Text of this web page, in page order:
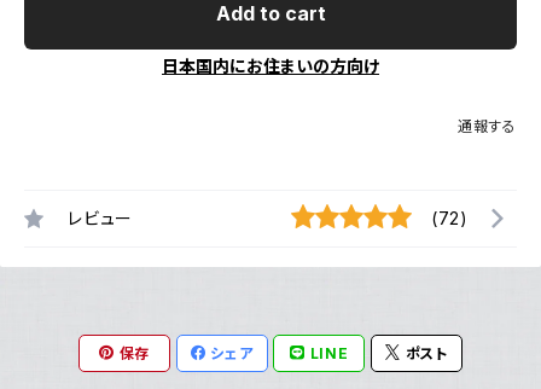
Add to cart
日本国内にお住まいの方向け
通報する
レビュー (72)
保存 シェア LINE ポスト